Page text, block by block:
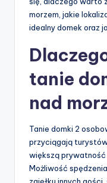
morzem, jakie
idealny domek oraz
tanie
nad
Tanie domki 2
przyciągają
większą prywatność
Możliwość